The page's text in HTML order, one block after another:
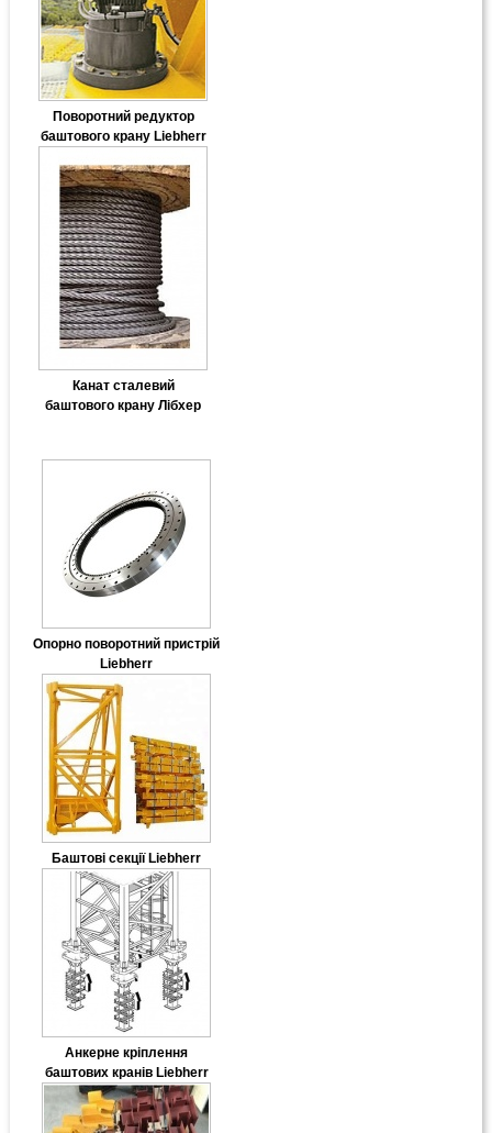
Поворотний редуктор
баштового крану Liebherr
Канат сталевий
баштового крану Лібхер
Опорно поворотний пристрій
Liebherr
Баштові секції Liebherr
Анкерне кріплення
баштових кранів Liebherr